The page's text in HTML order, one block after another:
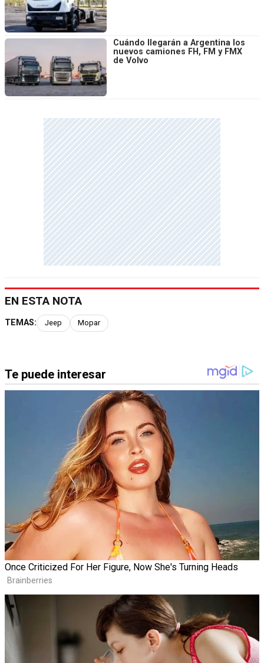
Cuándo llegarán a Argentina los
nuevos camiones FH, FM y FMX
de Volvo
EN ESTA NOTA
TEMAS: Jeep Mopar